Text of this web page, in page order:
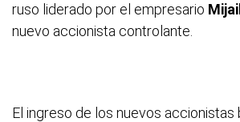
ruso liderado por el empresario
nuevo accionista controlante.
El ingreso de los nuevos accionistas